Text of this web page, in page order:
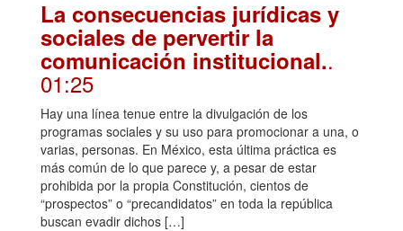
La consecuencias jurídicas y
sociales de pervertir la
comunicación institucional..
01:25
Hay una línea tenue entre la divulgación de los
programas sociales y su uso para promocionar a una, o
varias, personas. En México, esta última práctica es
más común de lo que parece y, a pesar de estar
prohibida por la propia Constitución, cientos de
“prospectos” o “precandidatos” en toda la república
buscan evadir dichos […]